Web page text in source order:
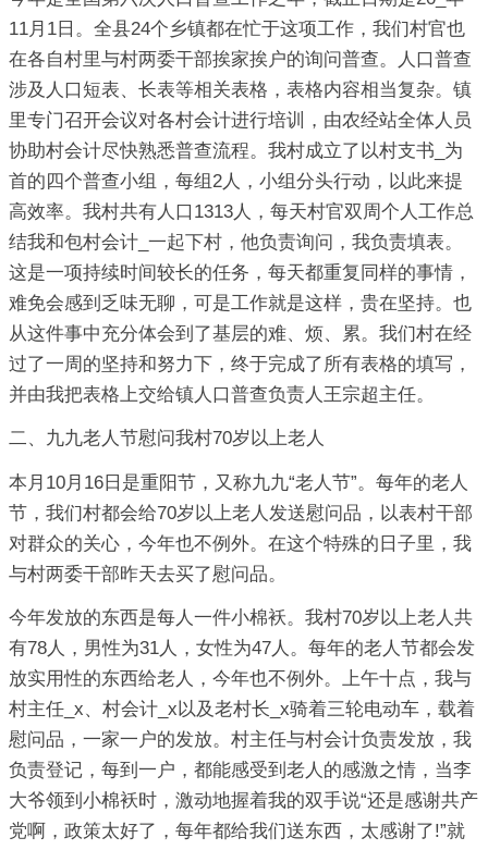
11月1日。全县24个乡镇都在忙于这项工作，我们村官也
在各自村里与村两委干部挨家挨户的询问普查。人口普查
涉及人口短表、长表等相关表格，表格内容相当复杂。镇
里专门召开会议对各村会计进行培训，由农经站全体人员
协助村会计尽快熟悉普查流程。我村成立了以村支书_为
首的四个普查小组，每组2人，小组分头行动，以此来提
高效率。我村共有人口1313人，每天村官双周个人工作总
结我和包村会计_一起下村，他负责询问，我负责填表。
这是一项持续时间较长的任务，每天都重复同样的事情，
难免会感到乏味无聊，可是工作就是这样，贵在坚持。也
从这件事中充分体会到了基层的难、烦、累。我们村在经
过了一周的坚持和努力下，终于完成了所有表格的填写，
并由我把表格上交给镇人口普查负责人王宗超主任。
二、九九老人节慰问我村70岁以上老人
本月10月16日是重阳节，又称九九“老人节”。每年的老人
节，我们村都会给70岁以上老人发送慰问品，以表村干部
对群众的关心，今年也不例外。在这个特殊的日子里，我
与村两委干部昨天去买了慰问品。
今年发放的东西是每人一件小棉袄。我村70岁以上老人共
有78人，男性为31人，女性为47人。每年的老人节都会发
放实用性的东西给老人，今年也不例外。上午十点，我与
村主任_x、村会计_x以及老村长_x骑着三轮电动车，载着
慰问品，一家一户的发放。村主任与村会计负责发放，我
负责登记，每到一户，都能感受到老人的感激之情，当李
大爷领到小棉袄时，激动地握着我的双手说“还是感谢共产
党啊，政策太好了，每年都给我们送东西，太感谢了!”就